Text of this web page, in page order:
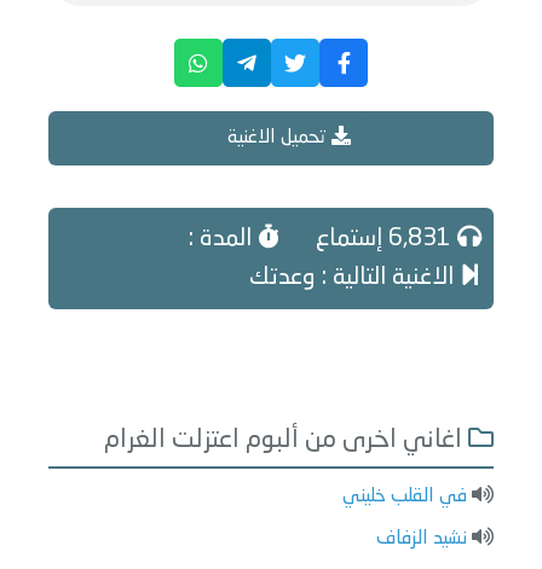
تحميل الاغنية
المدة :
الاغنية التالية : وعدتك
اغاني اخرى من ألبوم اعتزلت الغرام
في القلب خليني
نشيد الزفاف